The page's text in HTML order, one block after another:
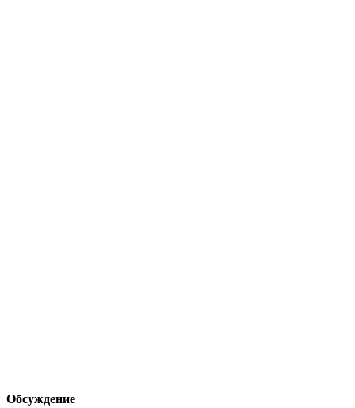
Обсуждение